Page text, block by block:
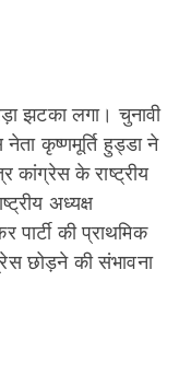
झटका लगा। चुनावी
कृष्णमूर्ति हुड्डा ने
कांग्रेस के राष्ट्रीय
अध्यक्ष
की प्राथमिक
छोड़ने की संभावना